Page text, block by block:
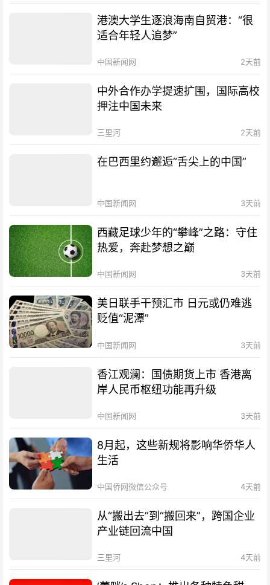
港澳大学生逐浪海南自贸港：“很
适合年轻人追梦”
中国新闻网 2天前
中外合作办学提速扩围，国际高校
押注中国未来
三里河 2天前
在巴西里约邂逅“舌尖上的中国”
中国新闻网 3天前
西藏足球少年的“攀峰”之路：守住
热爱，奔赴梦想之巅
中国新闻网 3天前
美日联手干预汇市 日元或仍难逃
贬值“泥潭”
中国新闻网 3天前
香江观澜：国债期货上市 香港离
岸人民币枢纽功能再升级
中国新闻网 3天前
8月起，这些新规将影响华侨华人
生活
中国侨网微信公众号 4天前
从“搬出去”到“搬回来”，跨国企业
产业链回流中国
三里河 4天前